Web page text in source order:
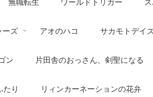
ーズ アオのハコ サカモトデイ
ン 片田舎のおっさん、剣聖になる
たり リィンカーネーションの花弁